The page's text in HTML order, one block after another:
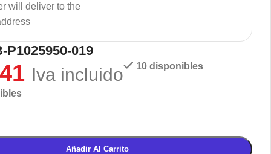
will deliver to the
P1025950-019
Iva incluido 10 disponibles
Añadir Al Carrito